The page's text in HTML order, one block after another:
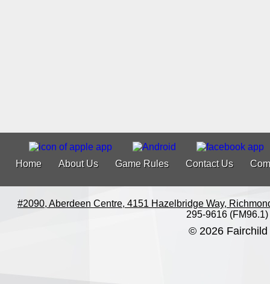
Home About Us Game Rules Contact Us
#2090, Aberdeen Centre, 4151 Hazelbridge Way,
295-9616 (FM96.1)
© 2026 Fairchild